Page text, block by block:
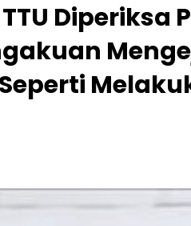
Diperiksa